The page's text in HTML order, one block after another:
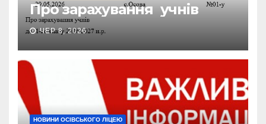
Про зарахування учнів
ЧЕР 8, 2026
НОВИНИ ОСІВСЬКОГО ЛІЦЕЮ